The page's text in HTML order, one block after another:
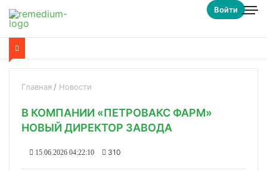
Войти
Главная Новости
В КОМПАНИИ «ПЕТРОВАКС ФАРМ»
НОВЫЙ ДИРЕКТОР ЗАВОДА
15.06.2026 04:22:10 310